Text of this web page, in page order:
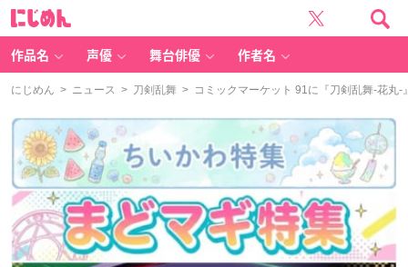
作品名 声優 舞台俳優 作者名
にじめん > ニュース > 刀剣乱舞 > コミックマーケット 91に『刀剣乱舞-花丸-